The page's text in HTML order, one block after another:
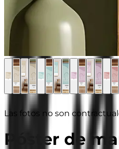
Las fotos no son
Póster de